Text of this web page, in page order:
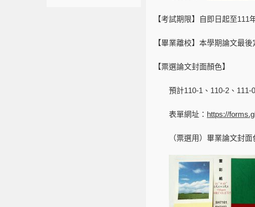
【考試期限】自即日起至111
【畢業離校】本學期論文最
【票選論文封面顏色】
預計110-1、110-2、111-
表單網址： https://
（票選用）畢業論文封面